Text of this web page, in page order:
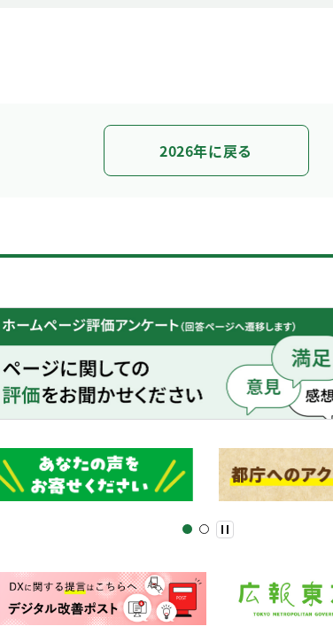
2026年に戻る